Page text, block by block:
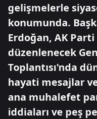
gelişmelerle
konumunda.
Erdoğan, AK
düzenlenecek
Toplantısı'nda
hayati mesajlar
ana muhalefet
iddiaları ve peş